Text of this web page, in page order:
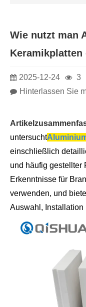
Wie nutzt man
Keramikplatten
2025-12-24
3
Hinterlassen Sie
untersucht
einschließlich
und häufig gestellter
Erkenntnisse für
verwenden, und
Auswahl, Installation